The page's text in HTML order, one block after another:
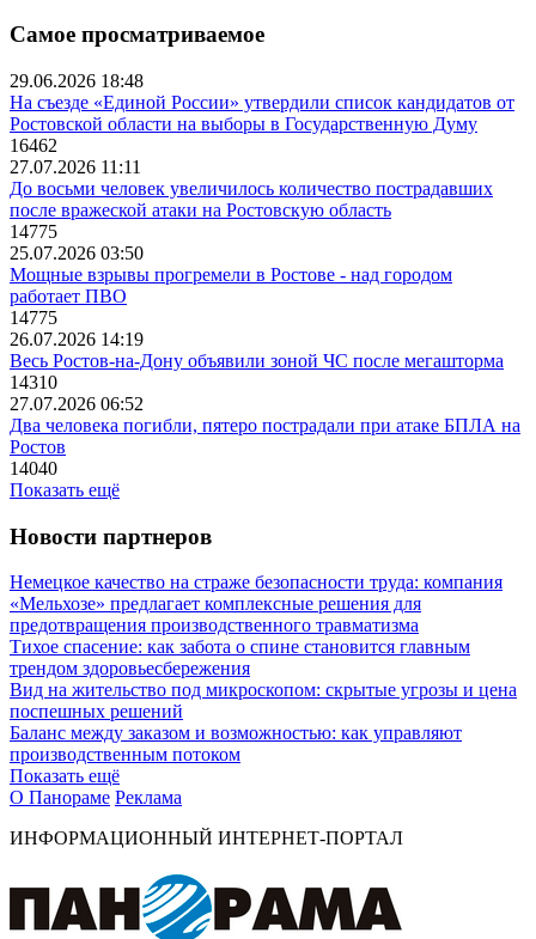
Самое просматриваемое
29.06.2026 18:48
На съезде «Единой России» утвердили список кандидатов от
Ростовской области на выборы в Государственную Думу
16462
27.07.2026 11:11
До восьми человек увеличилось количество пострадавших
после вражеской атаки на Ростовскую область
14775
25.07.2026 03:50
Мощные взрывы прогремели в Ростове - над городом
работает ПВО
14775
26.07.2026 14:19
Весь Ростов-на-Дону объявили зоной ЧС после мегашторма
14310
27.07.2026 06:52
Два человека погибли, пятеро пострадали при атаке БПЛА на
Ростов
14040
Показать ещё
Новости партнеров
Немецкое качество на страже безопасности труда: компания
«Мельхозе» предлагает комплексные решения для
предотвращения производственного травматизма
Тихое спасение: как забота о спине становится главным
трендом здоровьесбережения
Вид на жительство под микроскопом: скрытые угрозы и цена
поспешных решений
Баланс между заказом и возможностью: как управляют
производственным потоком
Показать ещё
О Панораме Реклама
ИНФОРМАЦИОННЫЙ ИНТЕРНЕТ-ПОРТАЛ